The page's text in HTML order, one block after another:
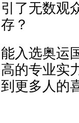
引了无数观
存？
能入选奥运
高的专业实
到更多人的